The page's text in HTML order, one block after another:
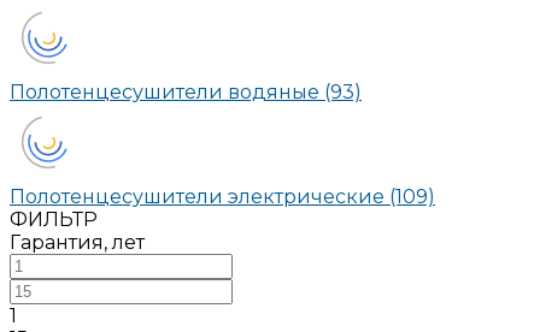
Полотенцесушители водяные (93)
Полотенцесушители электрические (109)
ФИЛЬТР
Гарантия, лет
1